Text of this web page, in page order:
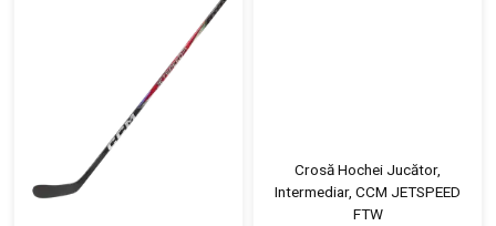
Crosă Hochei Jucător,
Intermediar, CCM JETSPEED
FTW